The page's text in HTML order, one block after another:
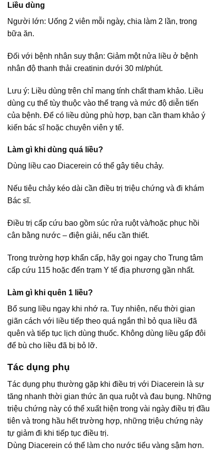
Liều dùng
Người lớn: Uống 2 viên mỗi ngày, chia làm 2 lần, trong
bữa ăn.
Đối với bệnh nhân suy thận: Giảm một nửa liều ở bệnh
nhân độ thanh thải creatinin dưới 30 ml/phút.
Lưu ý: Liều dùng trên chỉ mang tính chất tham khảo. Liều
dùng cụ thể tùy thuộc vào thể trạng và mức độ diễn tiến
của bệnh. Để có liều dùng phù hợp, bạn cần tham khảo ý
kiến bác sĩ hoặc chuyên viên y tế.
Làm gì khi dùng quá liều?
Dùng liều cao Diacerein có thể gây tiêu chảy.
Nếu tiêu chảy kéo dài cần điều trị triệu chứng và đi khám
Bác sĩ.
Điều trị cấp cứu bao gồm súc rửa ruột và/hoặc phục hồi
cân bằng nước – điện giải, nếu cần thiết.
Trong trường hợp khẩn cấp, hãy gọi ngay cho Trung tâm
cấp cứu 115 hoặc đến trạm Y tế địa phương gần nhất.
Làm gì khi quên 1 liều?
Bổ sung liều ngay khi nhớ ra. Tuy nhiên, nếu thời gian
giãn cách với liều tiếp theo quá ngắn thì bỏ qua liều đã
quên và tiếp tục lịch dùng thuốc. Không dùng liều gấp đôi
để bù cho liều đã bị bỏ lỡ.
Tác dụng phụ
Tác dụng phụ thường gặp khi điều trị với Diacerein là sự
tăng nhanh thời gian thức ăn qua ruột và đau bụng. Những
triệu chứng này có thể xuất hiện trong vài ngày điều trị đầu
tiên và trong hầu hết trường hợp, những triệu chứng này
tự giảm đi khi tiếp tục điều trị.
Dùng Diacerein có thể làm cho nước tiểu vàng sậm hơn.